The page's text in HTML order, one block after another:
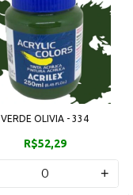
VERDE OLIVIA - 334
R$52,29
+